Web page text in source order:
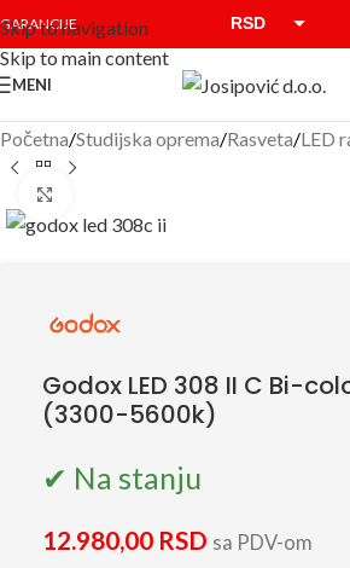
Skip to navigation
Skip to main content
GARANCIJE RSD
MENI
Početna/Studijska oprema/Rasveta/LED
Godox LED 308 II C Bi-
(3300-5600k)
✔ Na stanju
12.980,00 RSD sa PDV-om